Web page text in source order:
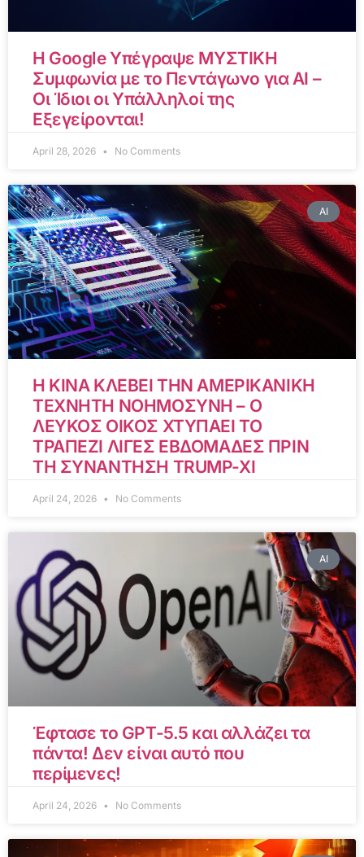
Η Google Υπέγραψε ΜΥΣΤΙΚΗ
Συμφωνία με το Πεντάγωνο για AI –
Οι Ίδιοι οι Υπάλληλοί της
Εξεγείρονται!
April 28, 2026 No Comments
AI
Η ΚΙΝΑ ΚΛΕΒΕΙ ΤΗΝ ΑΜΕΡΙΚΑΝΙΚΗ
ΤΕΧΝΗΤΗ ΝΟΗΜΟΣΥΝΗ – Ο
ΛΕΥΚΟΣ ΟΙΚΟΣ ΧΤΥΠΑΕΙ ΤΟ
ΤΡΑΠΕΖΙ ΛΙΓΕΣ ΕΒΔΟΜΑΔΕΣ ΠΡΙΝ
ΤΗ ΣΥΝΑΝΤΗΣΗ TRUMP-XI
April 24, 2026 No Comments
AI
Έφτασε το GPT-5.5 και αλλάζει τα
πάντα! Δεν είναι αυτό που
περίμενες!
April 24, 2026 No Comments